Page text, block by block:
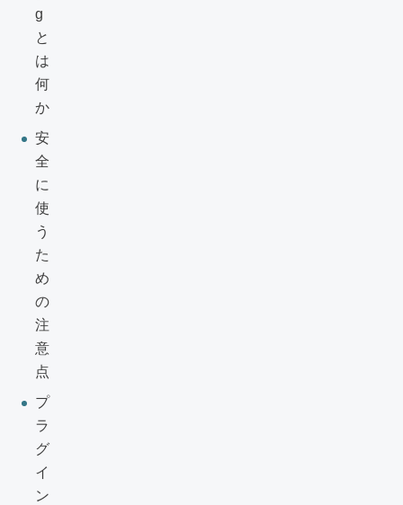
g
と
は
何
か
安
全
に
使
う
た
め
の
注
意
点
プ
ラ
グ
イ
ン